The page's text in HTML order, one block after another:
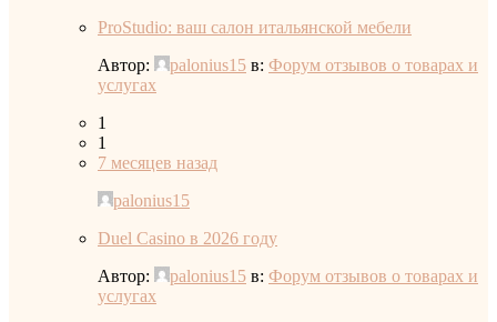
ProStudio: ваш салон итальянской мебели
Автор:
palonius15 в: Форум отзывов о товарах и
услугах
1
1
7 месяцев назад
palonius15
Duel Casino в 2026 году
Автор:
palonius15 в: Форум отзывов о товарах и
услугах